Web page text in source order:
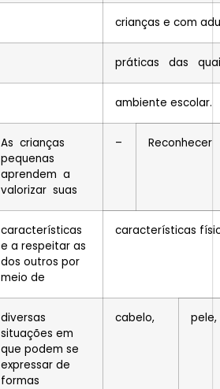
crianças e com
práticas das
ambiente escolar.
As crianças
pequenas
aprendem a
valorizar suas
– Reconhecer
características
e a respeitar as
dos outros por
meio de
características
diversas
situações em
que podem se
expressar de
formas
cabelo, pele,